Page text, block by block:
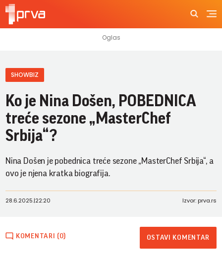
SHOWBIZ
Ko je Nina Došen, POBEDNICA
treće sezone „MasterChef
Srbija“?
Nina Došen je pobednica treće sezone „MasterChef Srbija“, a
ovo je njena kratka biografija.
28.6.2025.|22:20 Izvor: prva.rs
KOMENTARI (0) OSTAVI KOMENTAR